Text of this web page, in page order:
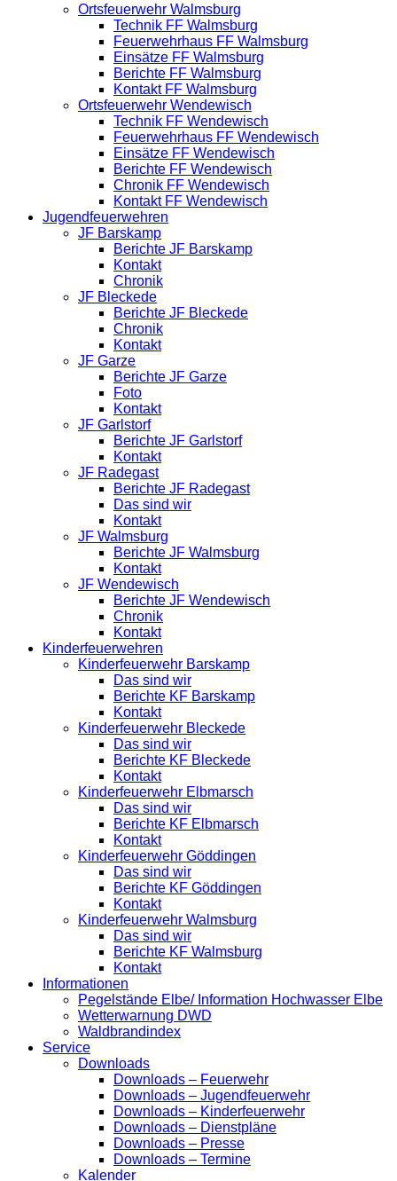
Ortsfeuerwehr Walmsburg
Technik FF Walmsburg
Feuerwehrhaus FF Walmsburg
Einsätze FF Walmsburg
Berichte FF Walmsburg
Kontakt FF Walmsburg
Ortsfeuerwehr Wendewisch
Technik FF Wendewisch
Feuerwehrhaus FF Wendewisch
Einsätze FF Wendewisch
Berichte FF Wendewisch
Chronik FF Wendewisch
Kontakt FF Wendewisch
Jugendfeuerwehren
JF Barskamp
Berichte JF Barskamp
Kontakt
Chronik
JF Bleckede
Berichte JF Bleckede
Chronik
Kontakt
JF Garze
Berichte JF Garze
Foto
Kontakt
JF Garlstorf
Berichte JF Garlstorf
Kontakt
JF Radegast
Berichte JF Radegast
Das sind wir
Kontakt
JF Walmsburg
Berichte JF Walmsburg
Kontakt
JF Wendewisch
Berichte JF Wendewisch
Chronik
Kontakt
Kinderfeuerwehren
Kinderfeuerwehr Barskamp
Das sind wir
Berichte KF Barskamp
Kontakt
Kinderfeuerwehr Bleckede
Das sind wir
Berichte KF Bleckede
Kontakt
Kinderfeuerwehr Elbmarsch
Das sind wir
Berichte KF Elbmarsch
Kontakt
Kinderfeuerwehr Göddingen
Das sind wir
Berichte KF Göddingen
Kontakt
Kinderfeuerwehr Walmsburg
Das sind wir
Berichte KF Walmsburg
Kontakt
Informationen
Pegelstände Elbe/ Information Hochwasser Elbe
Wetterwarnung DWD
Waldbrandindex
Service
Downloads
Downloads – Feuerwehr
Downloads – Jugendfeuerwehr
Downloads – Kinderfeuerwehr
Downloads – Dienstpläne
Downloads – Presse
Downloads – Termine
Kalender